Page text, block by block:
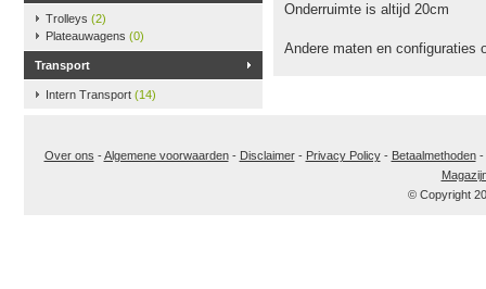
Trolleys (2)
Plateauwagens (0)
Transport
Intern Transport (14)
Onderruimte is altijd 20cm
Andere maten en configuraties
Over ons -Algemene voorwaarden- Disclaimer- Privacy Policy- Betaalmethoden-
© Copyright